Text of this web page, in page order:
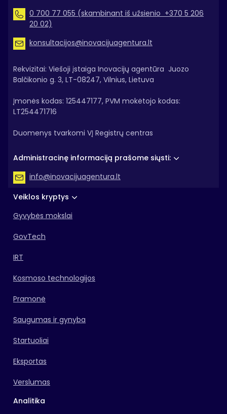
Veiklos kryptys
Gyvybės mokslai
GovTech
IRT
Kosmoso technologijos
Pramonė
Saugumas ir gynyba
Startuoliai
Eksportas
Verslumas
Analitika
0 700 77 055 (skambinant iš užsienio +370 5 206
20 02)
konsultacijos@inovacijuagentura.lt
Rekvizitai: Viešoji įstaiga Inovacijų agentūra Juozo
Balčikonio g. 3, LT-08247, Vilnius, Lietuva
Įmonės kodas: 125447177, PVM mokėtojo kodas:
LT254471716
Duomenys tvarkomi VĮ Registrų centras
Administracinę informaciją prašome siųsti:
info@inovacijuagentura.lt